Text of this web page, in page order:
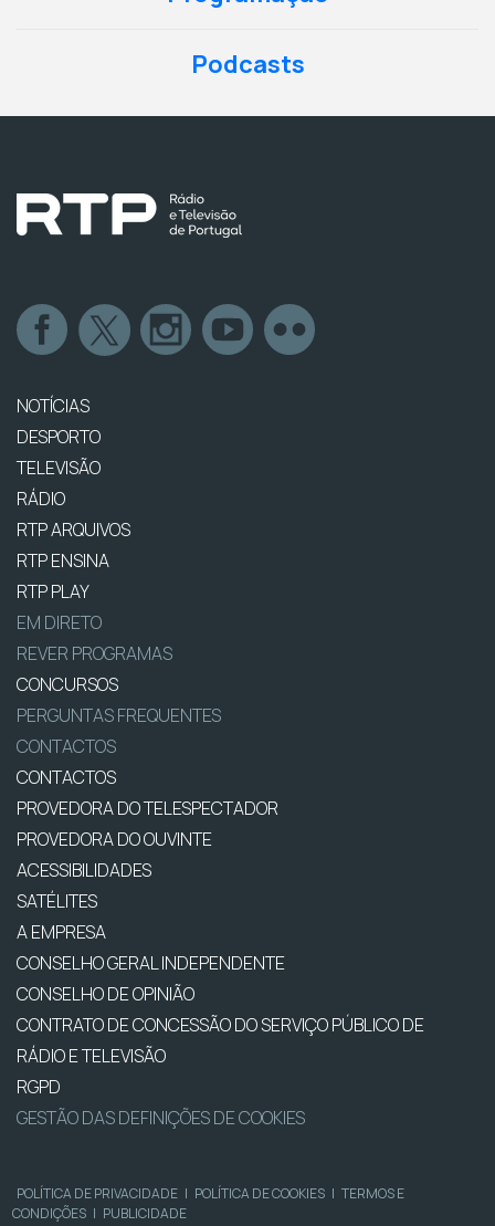
Podcasts
NOTÍCIAS
DESPORTO
TELEVISÃO
RÁDIO
RTP ARQUIVOS
RTP ENSINA
RTP PLAY
EM DIRETO
REVER PROGRAMAS
CONCURSOS
PERGUNTAS FREQUENTES
CONTACTOS
CONTACTOS
PROVEDORA DO TELESPECTADOR
PROVEDORA DO OUVINTE
ACESSIBILIDADES
SATÉLITES
A EMPRESA
CONSELHO GERAL INDEPENDENTE
CONSELHO DE OPINIÃO
CONTRATO DE CONCESSÃO DO SERVIÇO PÚBLICO DE
RÁDIO E TELEVISÃO
RGPD
GESTÃO DAS DEFINIÇÕES DE COOKIES
POLÍTICA DE PRIVACIDADE | POLÍTICA DE COOKIES | TERMOS E
CONDIÇÕES | PUBLICIDADE